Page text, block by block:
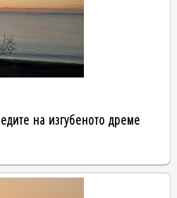
на изгубеното дреме